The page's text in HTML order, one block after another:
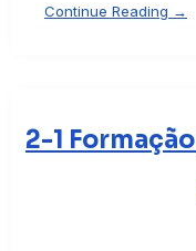
Continue Reading →
2-1